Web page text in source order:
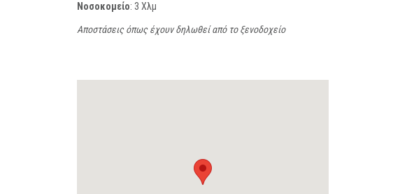
Νοσοκομείο: 3 Χλμ
Αποστάσεις όπως έχουν δηλωθεί από το ξενοδοχείο